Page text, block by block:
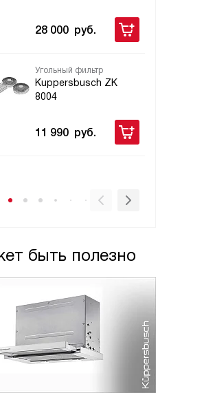
28 000 руб.
Угольный фильтр
Kuppersbusch ZK
8004
11 990 руб.
быть полезно